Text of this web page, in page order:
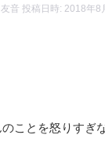
音 投稿日時: 2018年8
ことを怒りすぎ